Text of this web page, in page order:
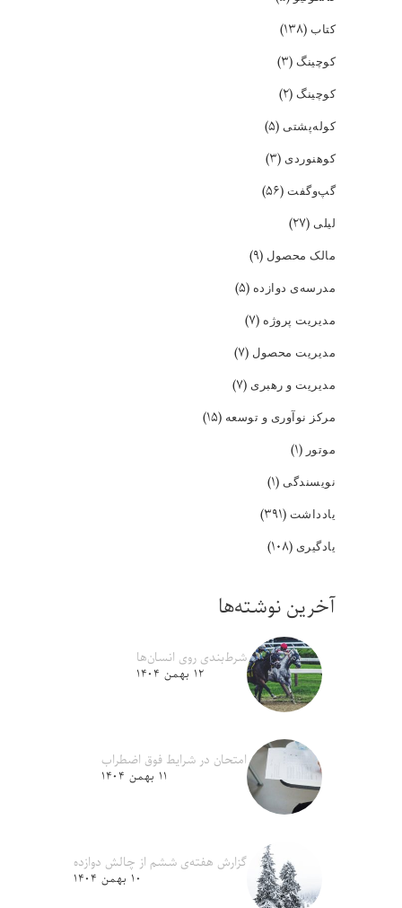
کتاب (۱۳۸)
کوچینگ (۳)
کوچینگ (۲)
کوله‌پشتی (۵)
کوهنوردی (۳)
گپ‌و‌گفت (۵۶)
لیلی (۲۷)
مالک محصول (۹)
مدرسه‌ی دوازده (۵)
مدیریت پروژه (۷)
مدیریت محصول (۷)
مدیریت و رهبری (۷)
مرکز نوآوری و توسعه (۱۵)
موتور (۱)
نویسندگی (۱)
یادداشت (۳۹۱)
یادگیری (۱۰۸)
آخرین نوشته‌ها
شرط‌بندی روی انسان‌ها
۱۲ بهمن ۱۴۰۴
امتحان در شرایط فوق اضطراب
۱۱ بهمن ۱۴۰۴
گزارش هفته‌ی ششم از چالش دوازده
۱۰ بهمن ۱۴۰۴